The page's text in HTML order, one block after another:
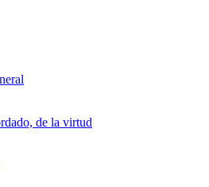
de la virtud